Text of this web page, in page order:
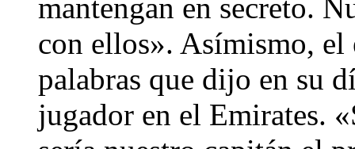
mantengan en secreto.
con ellos». Asímismo, el
palabras que dijo en su
jugador en el Emirates.